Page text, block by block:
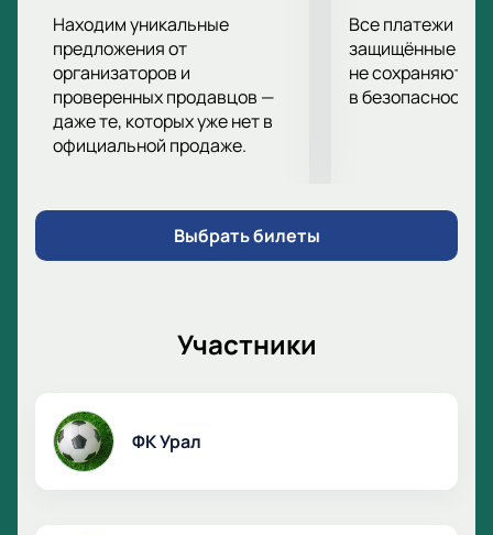
Находим уникальные
предложения от
организаторов и
проверенных продавцов —
даже те, которых уже нет в
официальной продаже.
Все платежи
защищённые
не сохраняются
в безопасности.
Выбрать билеты
Участники
ФК Урал